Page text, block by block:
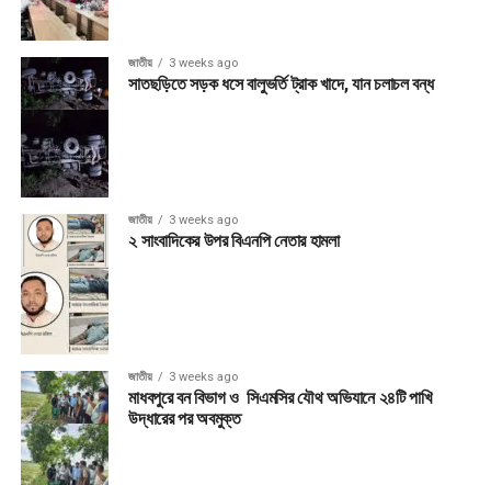
জাতীয় 3 weeks ago
সাতছড়িতে সড়ক ধসে বালুভর্তি ট্রাক খাদে, যান চলাচল বন্ধ
জাতীয় 3 weeks ago
২ সাংবাদিকের উপর বিএনপি নেতার হামলা
জাতীয় 3 weeks ago
মাধবপুরে বন বিভাগ ও সিএমসির যৌথ অভিযানে ২৪টি পাখি
উদ্ধারের পর অবমুক্ত